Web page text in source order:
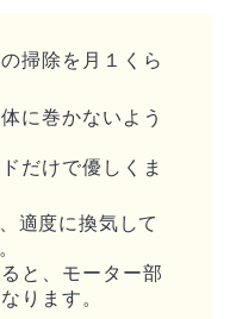
掃除を月１くら
に巻かないよう
だけで優しくま
適度に換気して
と、モーター部
ります。